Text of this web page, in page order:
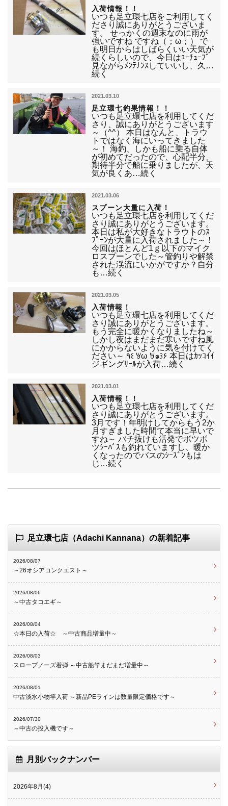
入荷情報！！
いつも足立環七店をご利用してく
ださり誠にありがとうございま
す。 せっかくの週末なのに雨が
強いですね ですね（；ω；） で
も明日からはしばらくいい天気が
続くらしいので、今日はﾕｰﾁｭｰﾌﾞ
見ながらﾒﾝﾃﾅﾝｽしていいし、久…
続く
2021.03.10
足立環七釣果情報！！
いつも足立環七店を利用してくだ
さり、誠にありがとうございます
～（^^） 本日はなんと、トラウ
トではなく海にいってきました
～！ 海釣、しかも船に乗る自体
が初めてだったので、心配半分、
期待半分で船に乗りましたが、天
気が良くあ…続く
2021.03.06
スプーン大量に入荷！
いつも足立環七店を利用してくだ
さり誠にありがとうございます。
本日は私が大好きなトラウトのｽ
ﾌﾟｰﾝが大量に入荷されました～！
今回はほとんど1ｇ以下のマイク
ロスプーンでした～管釣りや解禁
された渓流にいかがですか？自分
も…続く
2021.03.05
入荷情報！
いつも足立環七店を利用してくだ
さり誠にありがとうございます。
もう完全に暖かくなりましたね～
しかし夜はまだまだ寒いですね風
にかからないように気を付けてく
ださい～ ٩꒰ ꇐω ꇐ๑꒱۶ 本日はｶｯｺｲｲ
ジギングﾘｰﾙが入荷…続く
2021.03.01
入荷情報！！
いつも足立環七店を利用してくだ
さり誠にありがとうございます。
3月です！年明けしてからもう2か
月すぎました時間て本当に早いで
すね～ バチ抜けも活発でボツボ
ツｼｰﾊﾞｽも釣れていますし、暖か
くなったのでバスのｼｰｽﾞﾝもは
じ…続く
足立環七店（Adachi Kannana）の新着記事
2026/08/07
～26オシアコンクエスト～
2026/08/06
～中古タコエギ～
2026/08/04
☆本日の入荷☆ ～中古商品増量中～
2026/08/03
スロープノーズ着弾 ～中古船竿まだまだ増量中～
2026/08/01
中古淡水小物竿入荷 ～新品PEラインは数量限定価格です～
2026/07/30
～中古の投入機です～
月別バックナンバー
2026年8月(4)